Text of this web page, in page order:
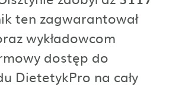
ten zagwarantował
wykładowcom
dostęp do
DietetykPro na cały